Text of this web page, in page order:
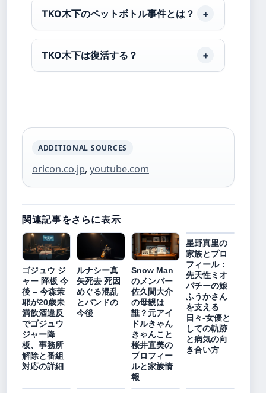
TKO木下のペットボトル事件とは？
TKO木下は復活する？
ADDITIONAL SOURCES
oricon.co.jp, youtube.com
関連記事をさらに表示
ゴジュウ ジ
ャー 降板 今
後 – 今森茉
耶が20歳未
満飲酒違反
でゴジュウ
ジャー降
板、事務所
解除と番組
対応の詳細
ルナシー真
矢死去 死因
めぐる混乱
とバンドの
今後
Snow Man
のメンバー
佐久間大介
の母親は
誰？元アイ
ドルきゃん
きゃんこと
桜井直美の
プロフィー
ルと家族情
報
星野真里の
家族とプロ
フィール：
先天性ミオ
パチーの娘
ふうかさん
を支える
日々-女優と
しての軌跡
と病気の向
き合い方